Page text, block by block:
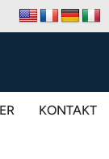
KONTAKT